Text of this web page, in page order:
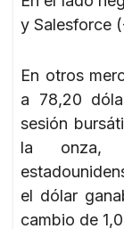
y Salesforce
En otros
a 78,20
sesión
la onza,
el dólar
cambio de